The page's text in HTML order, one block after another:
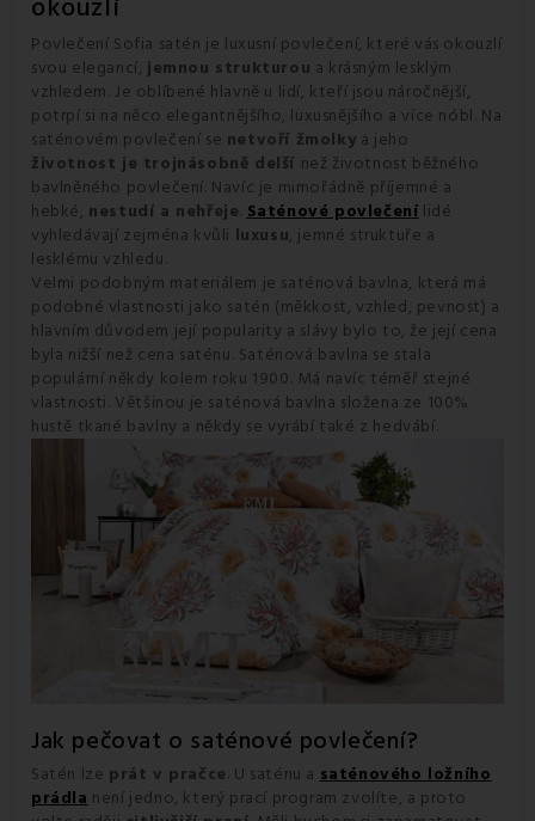
okouzlí
Povlečení Sofia satén je luxusní povlečení, které vás okouzlí
svou elegancí, jemnou strukturou a krásným lesklým
vzhledem. Je oblíbené hlavně u lidí, kteří jsou náročnější,
potrpí si na něco elegantnějšího, luxusnějšího a více nóbl. Na
saténovém povlečení se netvoří žmolky a jeho
životnost je trojnásobně delší než životnost běžného
bavlněného povlečení. Navíc je mimořádně příjemné a
hebké, nestudí a nehřeje. Saténové povlečení lidé
vyhledávají zejména kvůli luxusu, jemné struktuře a
lesklému vzhledu.
Velmi podobným materiálem je saténová bavlna, která má
podobné vlastnosti jako satén (měkkost, vzhled, pevnost) a
hlavním důvodem její popularity a slávy bylo to, že její cena
byla nižší než cena saténu. Saténová bavlna se stala
populární někdy kolem roku 1900. Má navíc téměř stejné
vlastnosti. Většinou je saténová bavlna složena ze 100%
hustě tkané bavlny a někdy se vyrábí také z hedvábí.
Jak pečovat o saténové povlečení?
Satén lze prát v pračce. U saténu asaténového ložního
prádlanení jedno, který prací program zvolíte, a proto